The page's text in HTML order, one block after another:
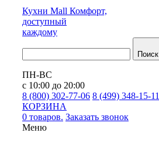
Кухни Mall Комфорт,
доступный
каждому
Поиск
ПН-ВС
с 10:00 до 20:00
8 (800) 302-77-06 8 (499) 348-15-11
КОРЗИНА
0 товаров. Заказать звонок
Меню